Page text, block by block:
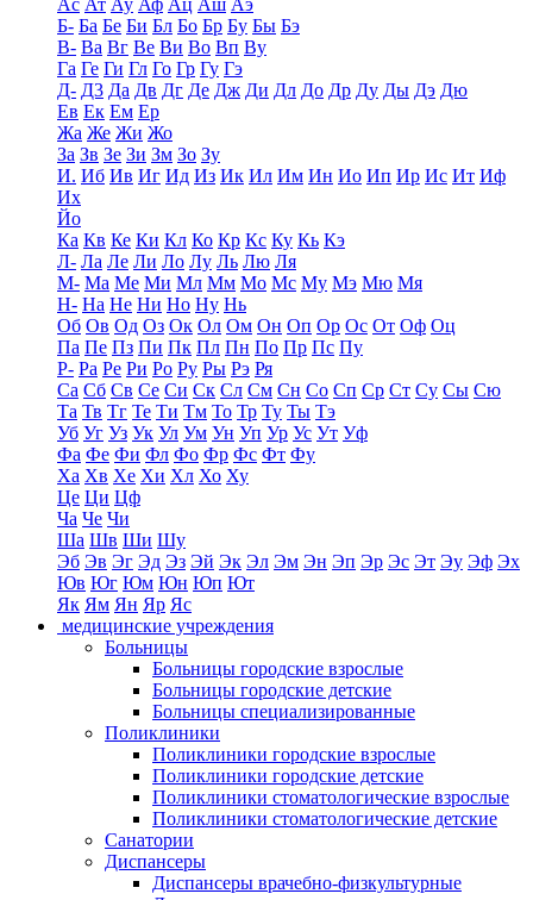
Ас Ат Ау Аф Ац Аш Аэ
Б- Ба Бе Би Бл Бо Бр Бу Бы Бэ
В- Ва Вг Ве Ви Во Вп Ву
Га Ге Ги Гл Го Гр Гу Гэ
Д- Д3 Да Дв Дг Де Дж Ди Дл До Др Ду Ды Дэ Дю
Ев Ек Ем Ер
Жа Же Жи Жо
За Зв Зе Зи Зм Зо Зу
И. Иб Ив Иг Ид Из Ик Ил Им Ин Ио Ип Ир Ис Ит Иф
Их
Йо
Ка Кв Ке Ки Кл Ко Кр Кс Ку Кь Кэ
Л- Ла Ле Ли Ло Лу Ль Лю Ля
М- Ма Ме Ми Мл Мм Мо Мс Му Мэ Мю Мя
Н- На Не Ни Но Ну Нь
Об Ов Од Оз Ок Ол Ом Он Оп Ор Ос От Оф Оц
Па Пе Пз Пи Пк Пл Пн По Пр Пс Пу
Р- Ра Ре Ри Ро Ру Ры Рэ Ря
Са Сб Св Се Си Ск Сл См Сн Со Сп Ср Ст Су Сы Сю
Та Тв Тг Те Ти Тм То Тр Ту Ты Тэ
Уб Уг Уз Ук Ул Ум Ун Уп Ур Ус Ут Уф
Фа Фе Фи Фл Фо Фр Фс Фт Фу
Ха Хв Хе Хи Хл Хо Ху
Це Ци Цф
Ча Че Чи
Ша Шв Ши Шу
Эб Эв Эг Эд Эз Эй Эк Эл Эм Эн Эп Эр Эс Эт Эу Эф Эх
Юв Юг Юм Юн Юп Ют
Як Ям Ян Яр Яс
медицинские учреждения
Больницы
Больницы городские взрослые
Больницы городские детские
Больницы специализированные
Поликлиники
Поликлиники городские взрослые
Поликлиники городские детские
Поликлиники стоматологические взрослые
Поликлиники стоматологические детские
Санатории
Диспансеры
Диспансеры врачебно-физкультурные